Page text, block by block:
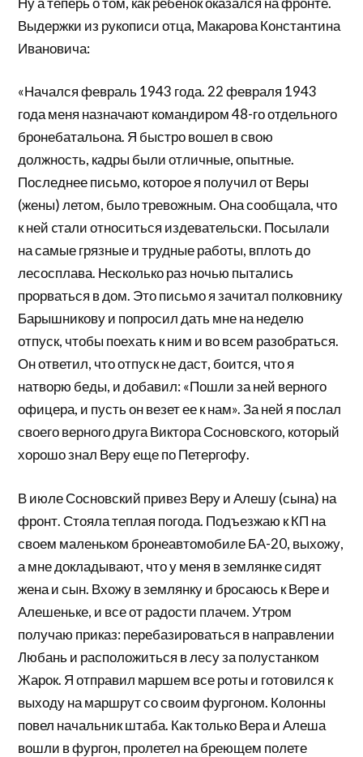
Выдержки из рукописи отца, Макарова Константина
Ивановича:
«Начался февраль 1943 года. 22 февраля 1943
года меня назначают командиром 48-го отдельного
бронебатальона. Я быстро вошел в свою
должность, кадры были отличные, опытные.
Последнее письмо, которое я получил от Веры
(жены) летом, было тревожным. Она сообщала, что
к ней cтали относиться издевательски. Посылали
на самые грязные и трудные работы, вплоть до
лесосплава. Несколько раз ночью пытались
прорваться в дом. Это письмо я зачитал полковнику
Барышникову и попросил дать мне на неделю
отпуск, чтобы поехать к ним и во всем разобраться.
Он ответил, что отпуск не даст, боится, что я
натворю беды, и добавил: «Пошли за ней верного
офицера, и пусть он везет ее к нам». За ней я послал
своего верного друга Виктора Сосновского, который
хорошо знал Веру еще по Петергофу.
В июле Сосновский привез Веру и Алешу (сына) на
фронт. Стояла теплая погода. Подъезжаю к КП на
своем маленьком бронеавтомобиле БА-20, выхожу,
а мне докладывают, что у меня в землянке сидят
жена и сын. Вхожу в землянку и бросаюсь к Вере и
Алешеньке, и все от радости плачем. Утром
получаю приказ: перебазироваться в направлении
Любань и расположиться в лесу за полустанком
Жарок. Я отправил маршем все роты и готовился к
выходу на маршрут со своим фургоном. Колонны
повел начальник штаба. Как только Вера и Алеша
вошли в фургон, пролетел на бреющем полете